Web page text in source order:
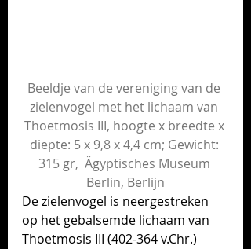
Beeldje van de vereniging van de
zielenvogel met het lichaam van
Thoetmosis III, hoogte x breedte x
diepte: 5 x 9,8 x 4,4 cm; Gewicht:
315 gr,  Ägyptisches Museum
Berlin, Berlijn
De zielenvogel is neergestreken
op het gebalsemde lichaam van
Thoetmosis III (402-364 v.Chr.)